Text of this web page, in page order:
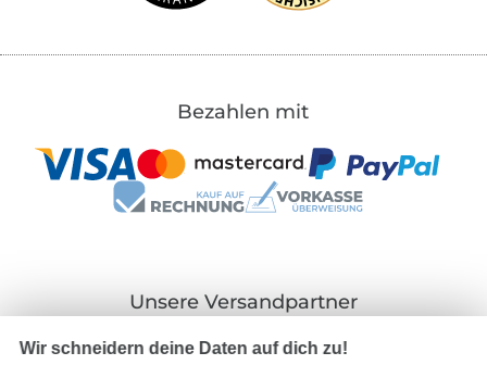
Bezahlen mit
Unsere Versandpartner
Wir schneidern deine Daten auf dich zu!